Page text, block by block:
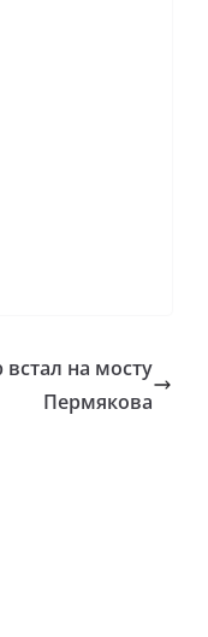
на мосту
Пермякова